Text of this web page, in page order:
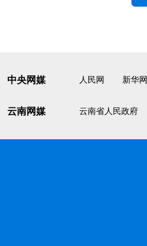
中央网媒 人民网 新华网
云南网媒 云南省人民政府